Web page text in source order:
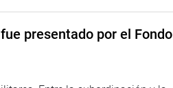
presentado por el Fondo